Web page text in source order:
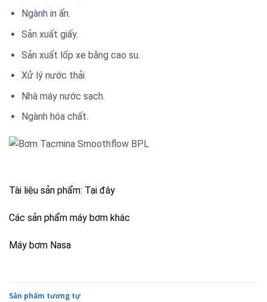
Ngành in ấn.
Sản xuất giấy.
Sản xuất lốp xe bằng cao su.
Xử lý nước thải.
Nhà máy nước sạch.
Ngành hóa chất.
Tài liệu sản phẩm: Tại đây
Các sản phẩm máy bơm khác
Máy bơm Nasa
Sản phẩm tương tự